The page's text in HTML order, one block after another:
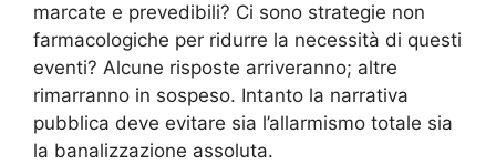
marcate e prevedibili? Ci sono strategie non
farmacologiche per ridurre la necessità di questi
eventi? Alcune risposte arriveranno; altre
rimarranno in sospeso. Intanto la narrativa
pubblica deve evitare sia l’allarmismo totale sia
la banalizzazione assoluta.